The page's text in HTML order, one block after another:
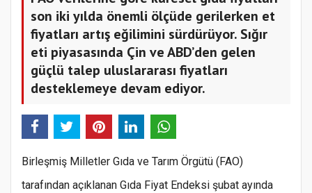
son iki yılda önemli ölçüde gerilerken et
fiyatları artış eğilimini sürdürüyor. Sığır
eti piyasasında Çin ve ABD’den gelen
güçlü talep uluslararası fiyatları
desteklemeye devam ediyor.
Birleşmiş Milletler Gıda ve Tarım Örgütü (FAO)
tarafından açıklanan Gıda Fiyat Endeksi şubat ayında